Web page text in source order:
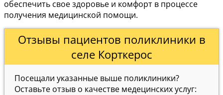
обеспечить свое здоровье и комфорт в процессе
получения медицинской помощи.
Отзывы пациентов поликлиники в
селе Корткерос
Посещали указанные выше поликлиники?
Оставьте отзыв о качестве медецинских услуг: